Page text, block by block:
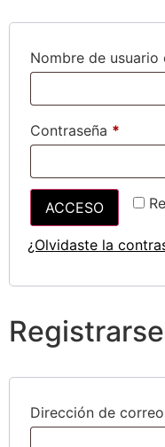
Nombre de
Contraseña *
ACCESO
¿Olvidaste la
Registrarse
Dirección de